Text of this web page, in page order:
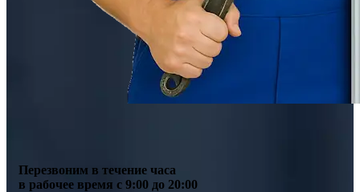
Перезвоним в течение часа
в рабочее время с 9:00 до 20:00